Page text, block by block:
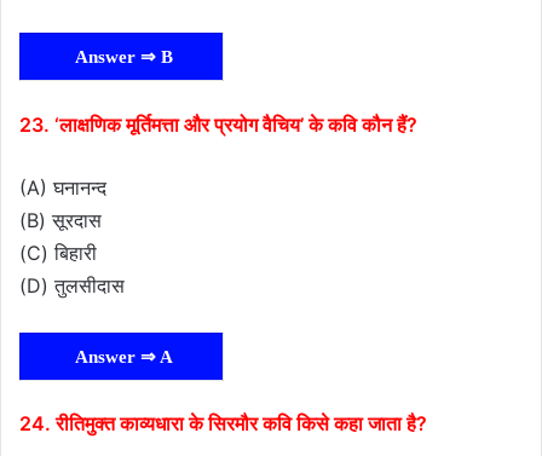
Answer ⇒ B
23. ‘लाक्षणिक मूर्तिमत्ता और प्रयोग वैचिय’ के कवि कौन हैं?
(A) घनानन्द
(B) सूरदास
(C) बिहारी
(D) तुलसीदास
Answer ⇒ A
24. रीतिमुक्त काव्यधारा के सिरमौर कवि किसे कहा जाता है?